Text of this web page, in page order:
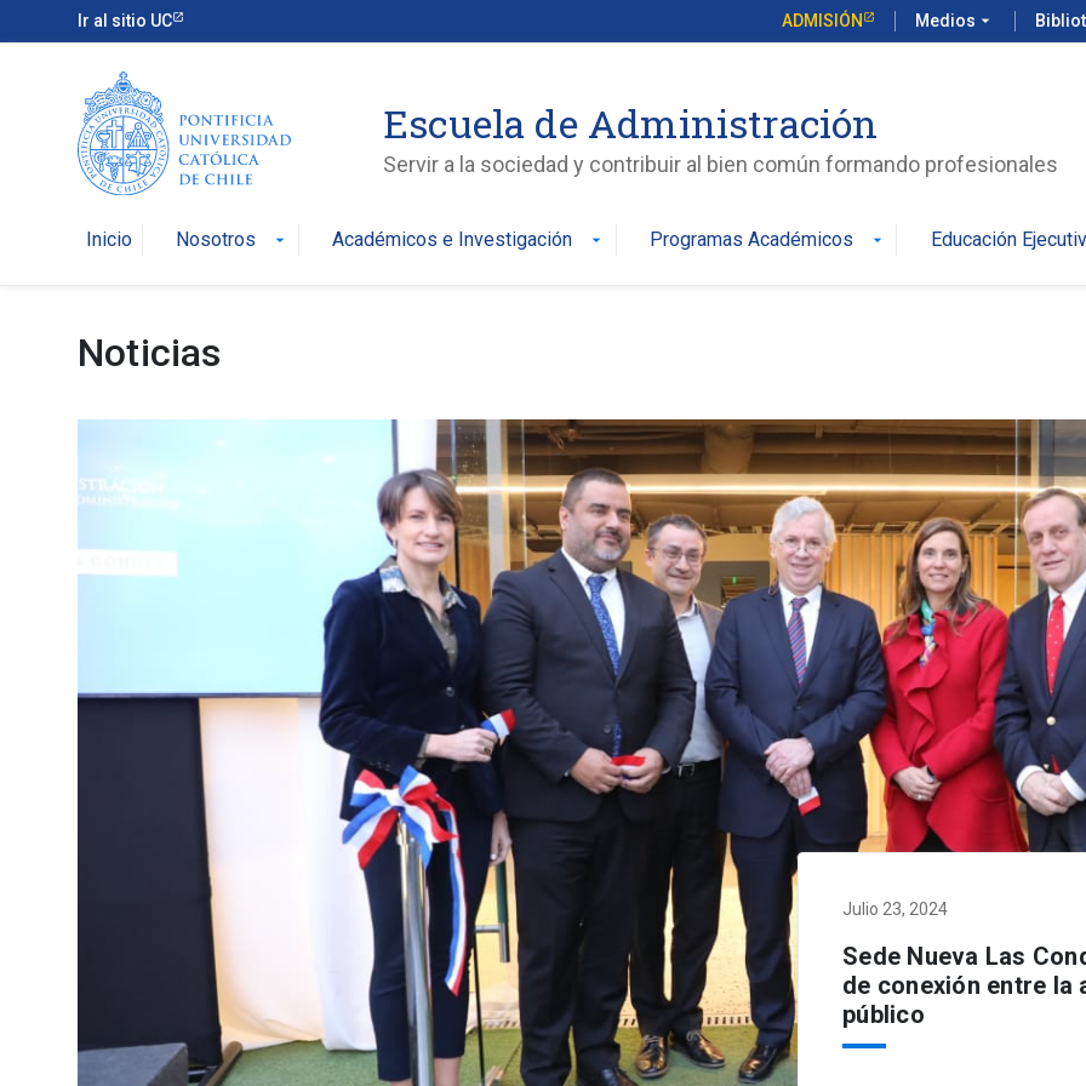
Ir al sitio UC ADMISIÓN Medios arrow_drop_down
Escuela de Administración
Servir a la sociedad y contribuir al bien común formando profesionales
Inicio Nosotros arrow_drop_down Académicos e Investigación arrow_drop_down Programas Académicos arrow_drop_down Educación
Noticias
Julio 23, 2024
Sede Nueva Las
de conexión entre la
público